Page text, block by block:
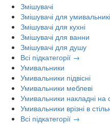
Змішувачі
Змішувачі для
Змішувачі для кухні
Змішувачі для ванни
Змішувачі для душу
Всі підкатегорії →
Умивальники
Умивальники підвісні
Умивальники меблеві
Умивальники накладні на
Умивальники врізні в
Всі підкатегорії →